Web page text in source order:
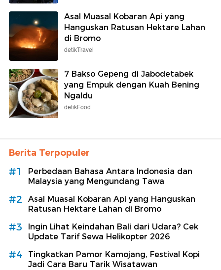
Asal Muasal Kobaran Api yang
Hanguskan Ratusan Hektare Lahan
di Bromo
detikTravel
7 Bakso Gepeng di Jabodetabek
yang Empuk dengan Kuah Bening
Ngaldu
detikFood
Berita Terpopuler
#1
Perbedaan Bahasa Antara Indonesia dan
Malaysia yang Mengundang Tawa
#2
Asal Muasal Kobaran Api yang Hanguskan
Ratusan Hektare Lahan di Bromo
#3
Ingin Lihat Keindahan Bali dari Udara? Cek
Update Tarif Sewa Helikopter 2026
#4
Tingkatkan Pamor Kamojang, Festival Kopi
Jadi Cara Baru Tarik Wisatawan